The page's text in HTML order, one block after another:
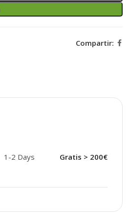
Compartir:
1-2 Days Gratis > 200€